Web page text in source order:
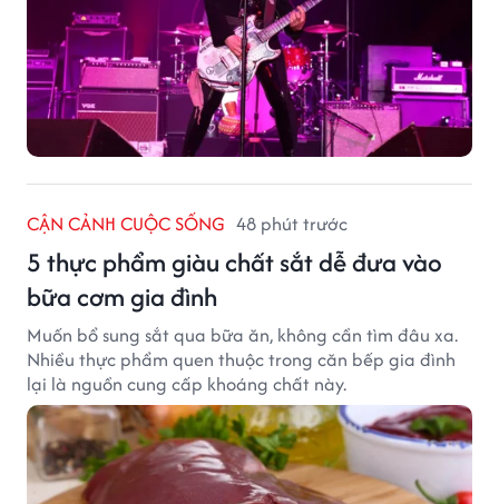
CẬN CẢNH CUỘC SỐNG 48 phút trước
5 thực phẩm giàu chất sắt dễ đưa vào
bữa cơm gia đình
Muốn bổ sung sắt qua bữa ăn, không cần tìm đâu xa.
Nhiều thực phẩm quen thuộc trong căn bếp gia đình
lại là nguồn cung cấp khoáng chất này.